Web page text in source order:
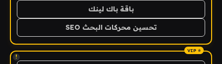
باقة باك لينك
تحسين محركات البحث SEO
!